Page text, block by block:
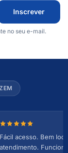
Inscrever
no seu e-mail.
Nota 5 de 5
Fácil acesso. Bem
atendimento.